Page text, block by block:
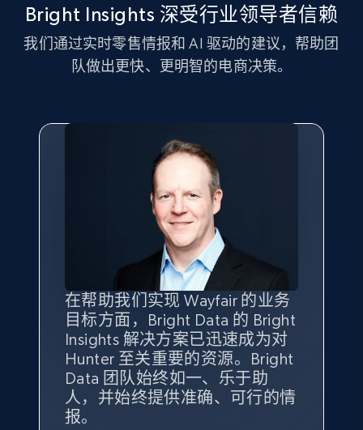
eBay
URL, Product id, Title, Seller name, Seller rating,
Seller reviews, Breadcrumbs, Root category, and
more.
eBay - Gather data on products using
specified keywords
URL, Product id, Title, Seller name, Seller rating,
Seller reviews, Breadcrumbs, Root category, and
2.5K+ 359+ 立即开始
eBay - Collect products from shops on eBay
URL, Product id, Title, Seller name, Seller rating,
Bright Insights 深受行业领导者信赖
我们通过实时零售情报和 AI 驱动的建议，帮助团
队做出更快、更明智的电商决策。
在帮助我们实现 Wayfair 的业务
目标方面，Bright Data 的 Bright
Insights 解决方案已迅速成为对
Hunter 至关重要的资源。Bright
Data 团队始终如一、乐于助
人，并始终提供准确、可行的情
报。
Bright Insights 的数据极大地支
持了我们公司的目标。每个产品
类别的市场份额帮助我们以主要
竞争对手为基准，而供应商的销
售情况则从战术上帮助我们的营
销团队扩大产品种类。
我们之所以选择 Bright
Insights，是因为它能够跟踪销
售情况，并绘制对我们业务至关
重要的竞争产品类别图。
Yael Fridman
Keter 的市场总监
借助 Bright Data 的解决方案，
我们获得了对市场领域、产品、
竞争格局以及消费者行为趋势的
独特且全面的洞察。
Beverly Taylor
Kingston Brass, Inc. 商品规划总监